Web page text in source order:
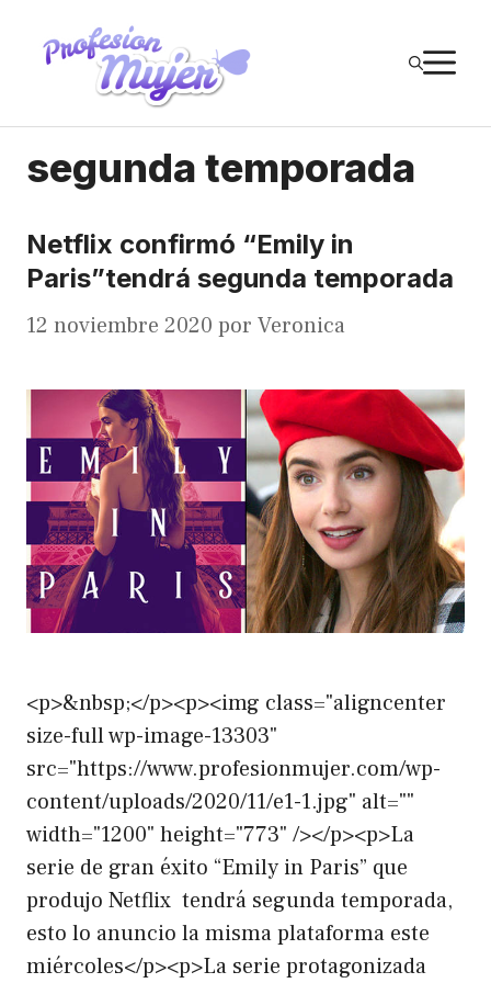
segunda temporada
Netflix confirmó “Emily in
Paris”tendrá segunda temporada
12 noviembre 2020 por Veronica
<p>&nbsp;</p><p><img class="aligncenter
size-full wp-image-13303"
src="https://www.profesionmujer.com/wp-
content/uploads/2020/11/e1-1.jpg" alt=""
width="1200" height="773" /></p><p>La
serie de gran éxito “Emily in Paris” que
produjo Netflix tendrá segunda temporada,
esto lo anuncio la misma plataforma este
miércoles</p><p>La serie protagonizada